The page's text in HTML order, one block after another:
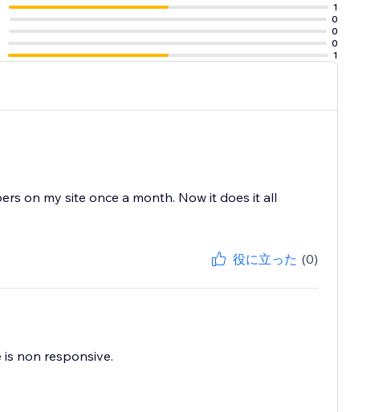
1
0
0
0
1
on my site once a month. Now it does it all
役に立った (0)
is non responsive.